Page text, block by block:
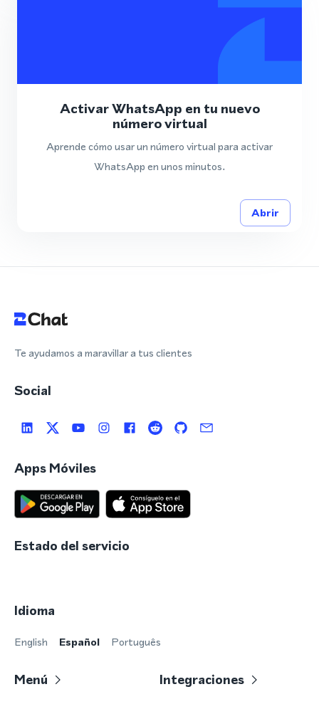
Activar WhatsApp en tu nuevo
número virtual
Aprende cómo usar un número virtual para activar
WhatsApp en unos minutos.
Abrir
Te ayudamos a maravillar a tus clientes
Social
Apps Móviles
Estado del servicio
Idioma
English Español Português
Menú Integraciones